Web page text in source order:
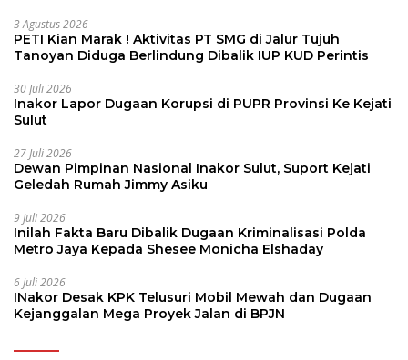
3 Agustus 2026
PETI Kian Marak ! Aktivitas PT SMG di Jalur Tujuh
Tanoyan Diduga Berlindung Dibalik IUP KUD Perintis
30 Juli 2026
Inakor Lapor Dugaan Korupsi di PUPR Provinsi Ke Kejati
Sulut
27 Juli 2026
Dewan Pimpinan Nasional Inakor Sulut, Suport Kejati
Geledah Rumah Jimmy Asiku
9 Juli 2026
Inilah Fakta Baru Dibalik Dugaan Kriminalisasi Polda
Metro Jaya Kepada Shesee Monicha Elshaday
6 Juli 2026
INakor Desak KPK Telusuri Mobil Mewah dan Dugaan
Kejanggalan Mega Proyek Jalan di BPJN